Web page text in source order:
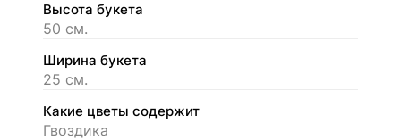
Высота букета
50 см.
Ширина букета
25 см.
Какие цветы содержит
Гвоздика